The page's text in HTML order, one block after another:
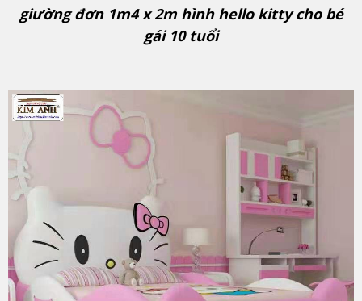
giường đơn 1m4 x 2m hình hello kitty cho bé
gái 10 tuổi